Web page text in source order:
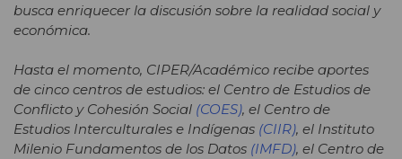
busca enriquecer la discusión sobre la realidad social y
económica.
Hasta el momento, CIPER/Académico recibe aportes
de cinco centros de estudios: el Centro de Estudios de
Conflicto y Cohesión Social (COES), el Centro de
Estudios Interculturales e Indígenas (CIIR), el Instituto
Milenio Fundamentos de los Datos (IMFD), el Centro de